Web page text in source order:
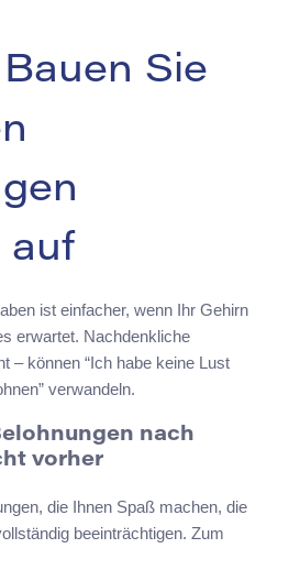
Sie
auf
ist einfacher, wenn Ihr Gehirn
erwartet. Nachdenkliche
– können “Ich habe keine Lust
verwandeln.
nach
vorher
die Ihnen Spaß machen, die
beeinträchtigen. Zum